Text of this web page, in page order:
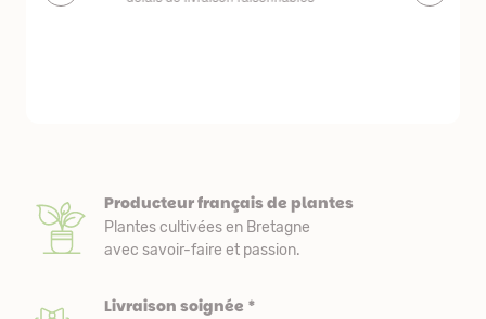
livraison
Producteur français de plantes
Plantes cultivées en Bretagne
avec savoir-faire et passion.
Livraison soignée *